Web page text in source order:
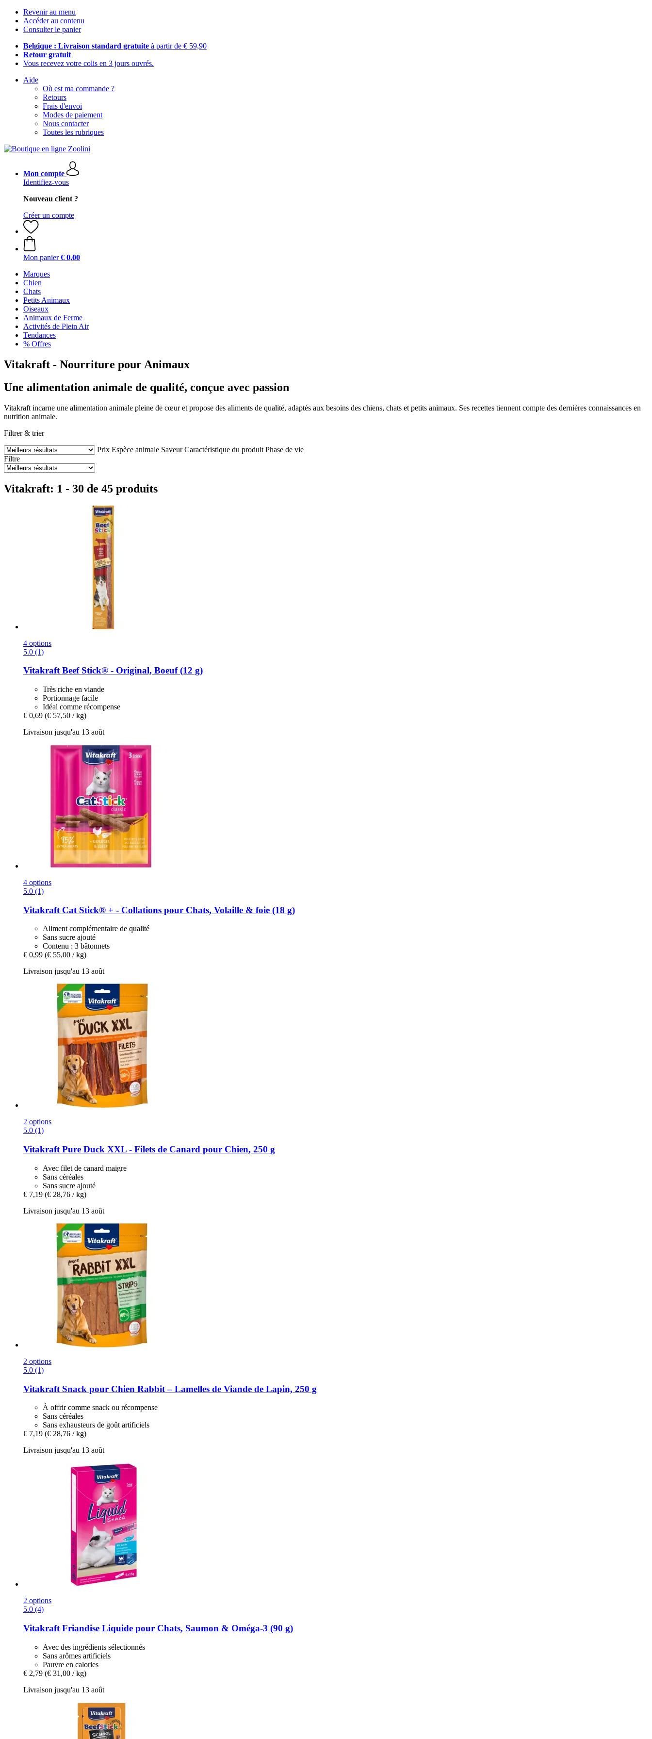
Revenir au menu
Accéder au contenu
Consulter le panier
Belgique : Livraison standard gratuite à partir de € 59,90
Retour gratuit
Vous recevez votre colis en 3 jours ouvrés.
Aide
Où est ma commande ?
Retours
Frais d'envoi
Modes de paiement
Nous contacter
Toutes les rubriques
Mon compte
Identifiez-vous
Nouveau client ?
Créer un compte
Mon panier € 0,00
Marques
Chien
Chats
Petits Animaux
Oiseaux
Animaux de Ferme
Activités de Plein Air
Tendances
% Offres
Vitakraft - Nourriture pour Animaux
Une alimentation animale de qualité, conçue avec passion
Vitakraft incarne une alimentation animale pleine de cœur et propose des aliments de qualité, adaptés aux besoins des chiens, chats et petits animaux. Ses recettes tiennent compte des dernières connaissances en
nutrition animale.
Filtrer & trier
Prix Espèce animale SaveurCaractéristique du produit Phase de vie
Filtre
Vitakraft: 1 - 30 de 45 produits
4 options
5.0 (1)
VitakraftBeef Stick® -​ Original, Boeuf (12 g)
Très riche en viande
Portionnage facile
Idéal comme récompense
€ 0,69 (€ 57,50 / kg)
Livraison jusqu'au 13 août
4 options
5.0 (1)
Vitakraft Cat Stick® + -​ Collations pour Chats, Volaille & foie (18 g)
Aliment complémentaire de qualité
Sans sucre ajouté
Contenu : 3 bâtonnets
€ 0,99 (€ 55,00 / kg)
Livraison jusqu'au 13 août
2 options
5.0 (1)
Vitakraft Pure Duck XXL -​ Filets de Canard pour Chien, 250 g
Avec filet de canard maigre
Sans céréales
Sans sucre ajouté
€ 7,19 (€ 28,76 / kg)
Livraison jusqu'au 13 août
2 options
5.0 (1)
Vitakraft Snack pour Chien Rabbit – Lamelles de Viande de Lapin, 250 g
À offrir comme snack ou récompense
Sans céréales
Sans exhausteurs de goût artificiels
€ 7,19 (€ 28,76 / kg)
Livraison jusqu'au 13 août
2 options
5.0 (4)
Vitakraft Friandise Liquide pour Chats, Saumon & Oméga-​3 (90 g)
Avec des ingrédients sélectionnés
Sans arômes artificiels
Pauvre en calories
€ 2,79 (€ 31,00 / kg)
Livraison jusqu'au 13 août